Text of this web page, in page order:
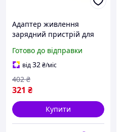
Адаптер живлення
зарядний пристрій для
12V1A штекер 5,5*2,5,
білий lamp
Готово до відправки
від32₴/міс
321 ₴
402 ₴
Купити